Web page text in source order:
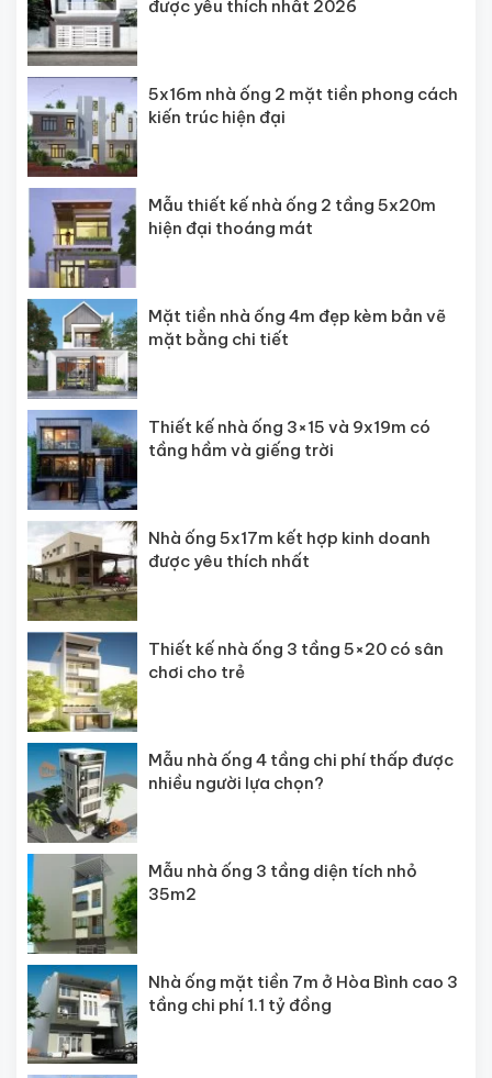
được yêu thích nhất 2026
5x16m nhà ống 2 mặt tiền phong cách
kiến trúc hiện đại
Mẫu thiết kế nhà ống 2 tầng 5x20m
hiện đại thoáng mát
Mặt tiền nhà ống 4m đẹp kèm bản vẽ
mặt bằng chi tiết
Thiết kế nhà ống 3×15 và 9x19m có
tầng hầm và giếng trời
Nhà ống 5x17m kết hợp kinh doanh
được yêu thích nhất
Thiết kế nhà ống 3 tầng 5×20 có sân
chơi cho trẻ
Mẫu nhà ống 4 tầng chi phí thấp được
nhiều người lựa chọn?
Mẫu nhà ống 3 tầng diện tích nhỏ
35m2
Nhà ống mặt tiền 7m ở Hòa Bình cao 3
tầng chi phí 1.1 tỷ đồng